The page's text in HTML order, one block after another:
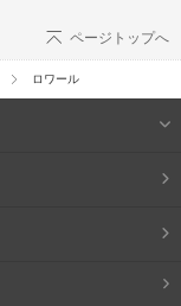
ページトップへ
ロワール